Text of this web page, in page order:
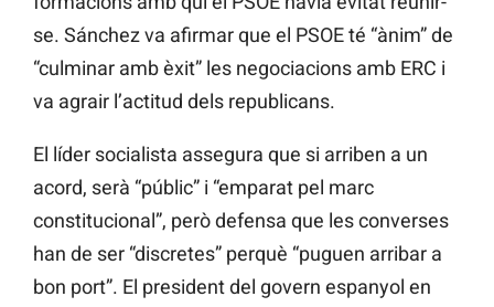
se. Sánchez va afirmar que el PSOE té “ànim” de
“culminar amb èxit” les negociacions amb ERC i
va agrair l’actitud dels republicans.
El líder socialista assegura que si arriben a un
acord, serà “públic” i “emparat pel marc
constitucional”, però defensa que les converses
han de ser “discretes” perquè “puguen arribar a
bon port”. El president del govern espanyol en